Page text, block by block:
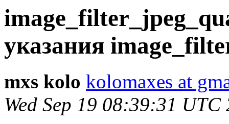
указания
mxs kolo kolomaxes at
Wed Sep 19 08:39:31 UTC